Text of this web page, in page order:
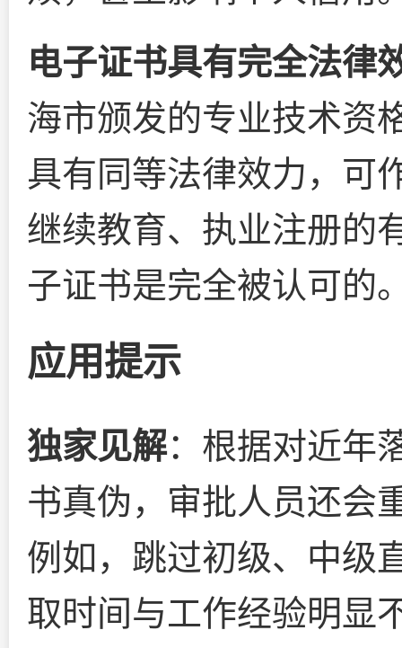
电子证书具有完全法律
海市颁发的专业技术资
具有同等法律效力，可
继续教育、执业注册的
子证书是完全被认可的
应用提示
独家见解：根据对近年
书真伪，审批人员还会
例如，跳过初级、中级
取时间与工作经验明显